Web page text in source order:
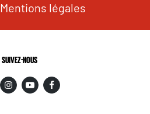
Mentions légales
SUIVEZ-NOUS